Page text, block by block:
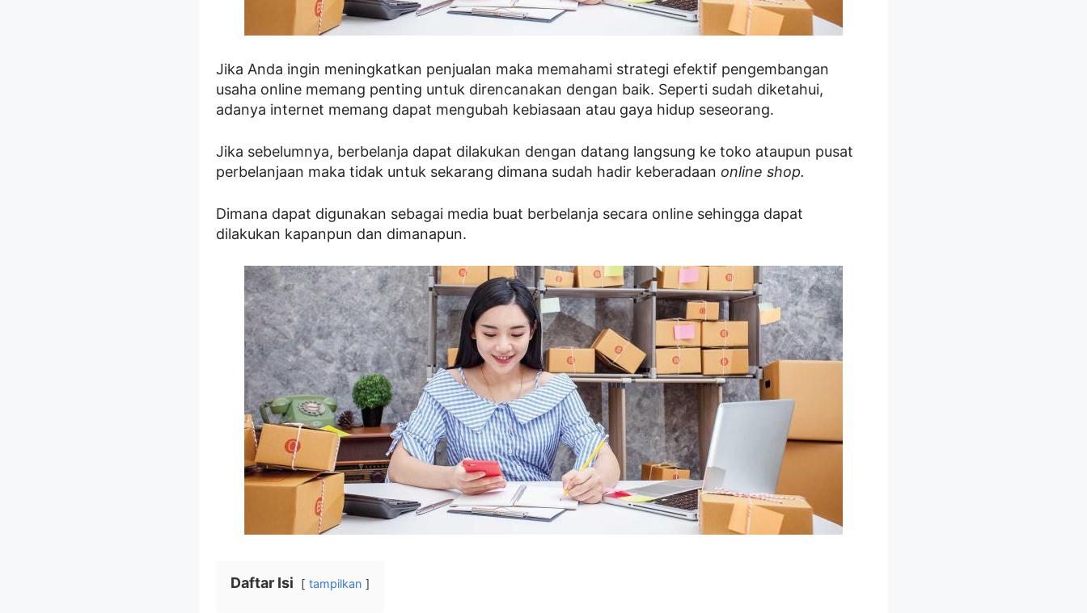
Jika Anda ingin meningkatkan penjualan maka memahami strategi efektif pengembangan
usaha online memang penting untuk direncanakan dengan baik. Seperti sudah diketahui,
adanya internet memang dapat mengubah kebiasaan atau gaya hidup seseorang.
Jika sebelumnya, berbelanja dapat dilakukan dengan datang langsung ke toko ataupun pusat
perbelanjaan maka tidak untuk sekarang dimana sudah hadir keberadaan online shop.
Dimana dapat digunakan sebagai media buat berbelanja secara online sehingga dapat
dilakukan kapanpun dan dimanapun.
Daftar Isi tampilkan